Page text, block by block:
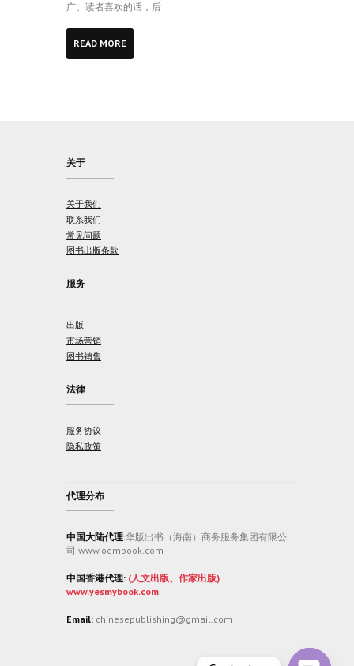
广。读者喜欢的话，后
READ MORE
关于
关于我们
联系我们
常见问题
图书出版条款
服务
出版
市场营销
图书销售
法律
服务协议
隐私政策
代理分布
中国大陆代理:华版出书（海南）商务服务集团有限公
司 www.oembook.com
中国香港代理: (人文出版、作家出版)
www.yesmybook.com
Email: chinesepublishing@gmail.com